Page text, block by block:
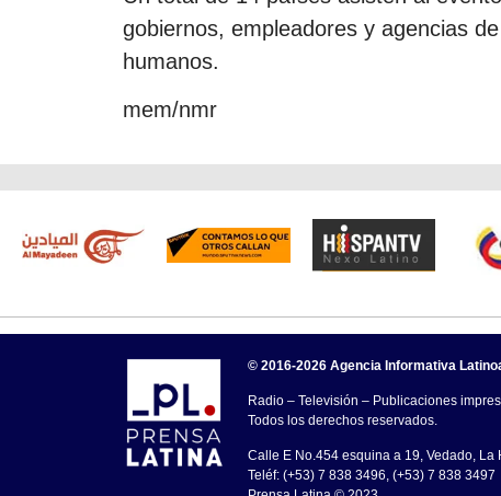
gobiernos, empleadores y agencias
humanos.
mem/nmr
© 2016-2026 Agencia Informativa
Radio – Televisión – Publicaciones
Todos los derechos reservados.
Calle E No.454 esquina a 19, Vedado, La
Teléf: (+53) 7 838 3496, (+53) 7 838 3497